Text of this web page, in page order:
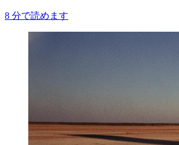
8 分で読めます